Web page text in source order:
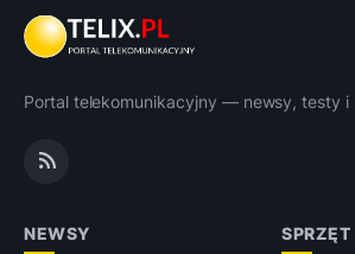
Portal telekomunikacyjny — newsy, testy i
NEWSY SPRZĘT